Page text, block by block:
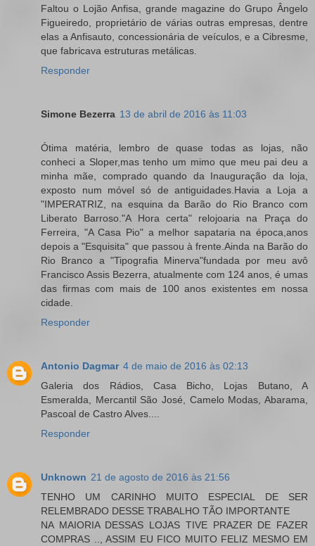
Faltou o Lojão Anfisa, grande magazine do Grupo Ângelo
Figueiredo, proprietário de várias outras empresas, dentre
elas a Anfisauto, concessionária de veículos, e a Cibresme,
que fabricava estruturas metálicas.
Responder
Simone Bezerra 13 de abril de 2016 às 11:03
Ótima matéria, lembro de quase todas as lojas, não
conheci a Sloper,mas tenho um mimo que meu pai deu a
minha mãe, comprado quando da Inauguração da loja,
exposto num móvel só de antiguidades.Havia a Loja a
"IMPERATRIZ, na esquina da Barão do Rio Branco com
Liberato Barroso."A Hora certa" relojoaria na Praça do
Ferreira, "A Casa Pio" a melhor sapataria na época,anos
depois a "Esquisita" que passou à frente.Ainda na Barão do
Rio Branco a "Tipografia Minerva"fundada por meu avô
Francisco Assis Bezerra, atualmente com 124 anos, é umas
das firmas com mais de 100 anos existentes em nossa
cidade.
Responder
Antonio Dagmar 4 de maio de 2016 às 02:13
Galeria dos Rádios, Casa Bicho, Lojas Butano, A
Esmeralda, Mercantil São José, Camelo Modas, Abarama,
Pascoal de Castro Alves....
Responder
Unknown 21 de agosto de 2016 às 21:56
TENHO UM CARINHO MUITO ESPECIAL DE SER
RELEMBRADO DESSE TRABALHO TÃO IMPORTANTE
NA MAIORIA DESSAS LOJAS TIVE PRAZER DE FAZER
COMPRAS .., ASSIM EU FICO MUITO FELIZ MESMO EM